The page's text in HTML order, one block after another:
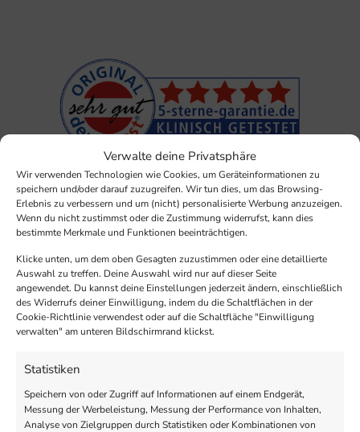
Verwalte deine Privatsphäre
Wir verwenden Technologien wie Cookies, um Geräteinformationen zu
speichern und/oder darauf zuzugreifen. Wir tun dies, um das Browsing-
Erlebnis zu verbessern und um (nicht) personalisierte Werbung anzuzeigen.
Wenn du nicht zustimmst oder die Zustimmung widerrufst, kann dies
bestimmte Merkmale und Funktionen beeinträchtigen.
Klicke unten, um dem oben Gesagten zuzustimmen oder eine detaillierte
Auswahl zu treffen. Deine Auswahl wird nur auf dieser Seite
angewendet. Du kannst deine Einstellungen jederzeit ändern, einschließlich
des Widerrufs deiner Einwilligung, indem du die Schaltflächen in der
Cookie-Richtlinie verwendest oder auf die Schaltfläche "Einwilligung
verwalten" am unteren Bildschirmrand klickst.
Statistiken
Speichern von oder Zugriff auf Informationen auf einem Endgerät,
Messung der Werbeleistung, Messung der Performance von Inhalten,
Analyse von Zielgruppen durch Statistiken oder Kombinationen von